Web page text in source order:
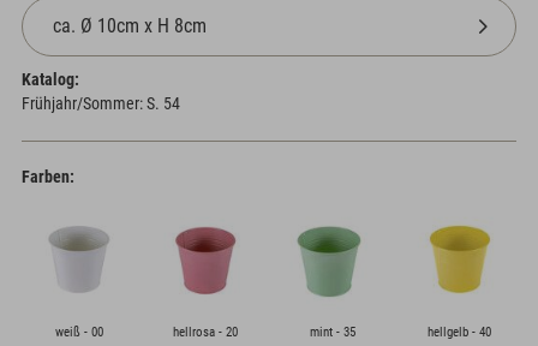
Katalog:
Frühjahr/Sommer: S. 54
Farben:
weiß - 00 hellrosa - 20 mint - 35 hellgelb - 40